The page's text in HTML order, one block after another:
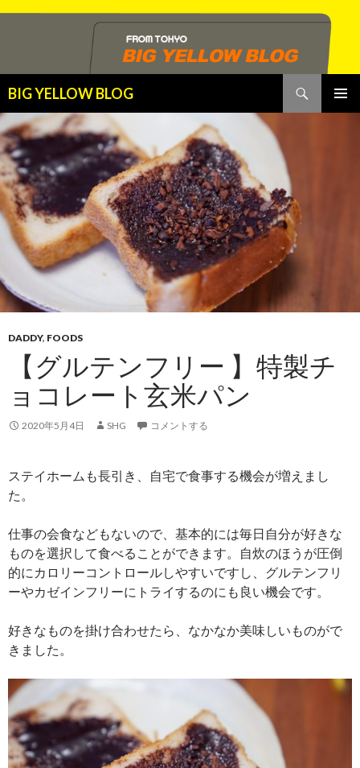
BIG YELLOW BLOG
索
ン
テ
ン
ツ
へ
ス
キ
ッ
DADDY, FOODS
【グルテンフリー 】特製チ
ョコレート玄米パン
2020年5月4日 SHG コメントする
ステイホームも長引き、自宅で食事する機会が増えまし
た。
仕事の会食などもないので、基本的には毎日自分が好きな
ものを選択して食べることができます。自炊のほうが圧倒
的にカロリーコントロールしやすいですし、グルテンフリ
ーやカゼインフリーにトライするのにも良い機会です。
好きなものを掛け合わせたら、なかなか美味しいものがで
きました。